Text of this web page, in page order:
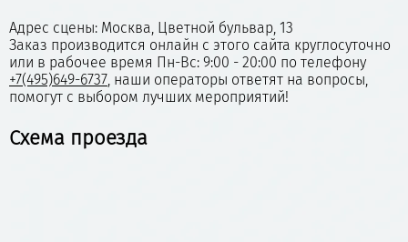
Адрес сцены: Москва, Цветной бульвар, 13
Заказ производится онлайн с этого сайта круглосуточно
или в рабочее время Пн-Вс: 9:00 - 20:00 по телефону
+7(495)649-6737, наши операторы ответят на вопросы,
помогут с выбором лучших мероприятий!
Схема проезда